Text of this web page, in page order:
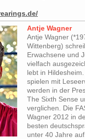
Antje Wagner
Antje Wagner
Wittenberg)
Erwachsene und
vielfach
lebt in
spielen mit
werden in der
The Sixth Sense
verglichen. Die
Wagner 2012 in
besten
unter 40 Jahre auf.